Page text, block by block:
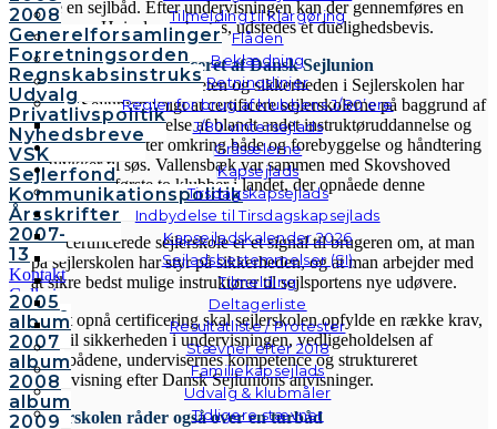
Tilmelding til klargøring
Flåden
Beklædning
Retningslinjer
Regler for brug af klubbens J/80’ere
J/80 vintersejlads
Gråsælerne
Kapsejlads
Tirsdagskapsejlads
Indbydelse til Tirsdagskapsejlads
Kapsejladskalender 2026
Sejladsbestemmelser (SI)
Tilmelding
Deltagerliste
Resultatliste / Protester
Stævner efter 2018
Familiekapsejlads
Udvalg & klubmåler
Tidligere stævner
2008
Generelforsamlinger
Forretningsorden
Regnskabsinstruks
Udvalg
Privatlivspolitik
Nyhedsbreve
VSK
Sejlerfond
Kommunikationspolitik
Årsskrifter
2007-
13
Kontakt
Galleri
Andre
fotos
2005
album
2007
album
2008
album
2009
sejle en sejlbåd. Efter undervisningen kan der gennemføres en
eksamen. Hvis denne bestås, udstedes et duelighedsbevis.
Sejlerskolen er certificeret af Dansk Sejlunion
For at tydeliggøre kvaliteten og sikkerheden i Sejlerskolen har
Dansk Sejlunion valgt at certificere sejlerskolerne på baggrund af
skolens tilrettelæggelse af blandt andet instruktøruddannelse og
sikkerhedsaspekter omkring både og forebyggelse og håndtering
af ulykker til søs. Vallensbæk var sammen med Skovshoved
Sejlklub de første to klubber i landet, der opnåede denne
certificering.
Den certificerede sejlerskole er et signal til brugeren om, at man
på sejlerskolen har styr på sikkerheden, og at man arbejder med
at sikre bedst mulige instruktører til sejlsportens nye udøvere.
For at opnå certificering skal sejlerskolen opfylde en række krav,
bl.a. til sikkerheden i undervisningen, vedligeholdelsen af
skolebådene, undervisernes kompetence og struktureret
undervisning efter Dansk Sejlunions anvisninger.
Sejlerskolen råder også over en turbåd